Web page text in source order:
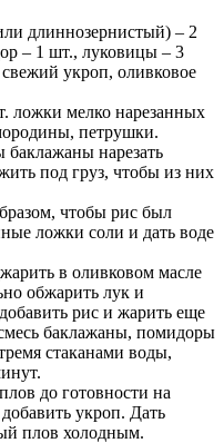
длиннозернистый) – 2
– 1 шт., луковицы – 3
укроп, оливковое
ложки мелко нарезанных
петрушки.
нарезать
под груз, чтобы из них
чтобы рис был
ложки соли и дать воде
в оливковом масле
обжарить лук и
рис и жарить еще
баклажаны, помидоры
стаканами воды,
до готовности на
укроп. Дать
плов холодным.